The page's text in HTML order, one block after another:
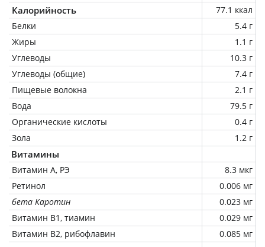
Калорийность
77.1 ккал
Белки
5.4 г
Жиры
1.1 г
Углеводы
10.3 г
Углеводы (общие)
7.4 г
Пищевые волокна
2.1 г
Вода
79.5 г
Органические кислоты
0.4 г
Зола
1.2 г
Витамины
Витамин А, РЭ
8.3 мкг
Ретинол
0.006 мг
бета Каротин
0.023 мг
Витамин В1, тиамин
0.029 мг
Витамин В2, рибофлавин
0.085 мг